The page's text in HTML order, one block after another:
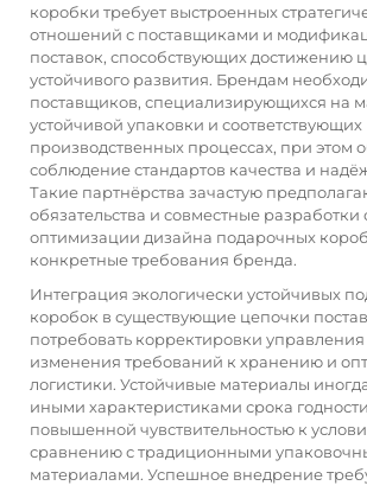
коробки требует выстроенных
отношений с поставщиками и
поставок, способствующих достижению
устойчивого развития. Брендам
поставщиков, специализирующихся на
устойчивой упаковки и соответствующих
производственных процессах, при этом
соблюдение стандартов качества и
Такие партнёрства зачастую
обязательства и совместные разработки
оптимизации дизайна подарочных
конкретные требования бренда.
Интеграция экологически устойчивых
коробок в существующие цепочки
потребовать корректировки
изменения требований к хранению и
логистики. Устойчивые материалы
иными характеристиками срока
повышенной чувствительностью к
сравнению с традиционными
материалами. Успешное внедрение